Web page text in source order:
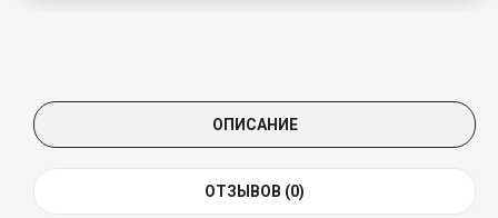
ОПИСАНИЕ
ОТЗЫВОВ (0)